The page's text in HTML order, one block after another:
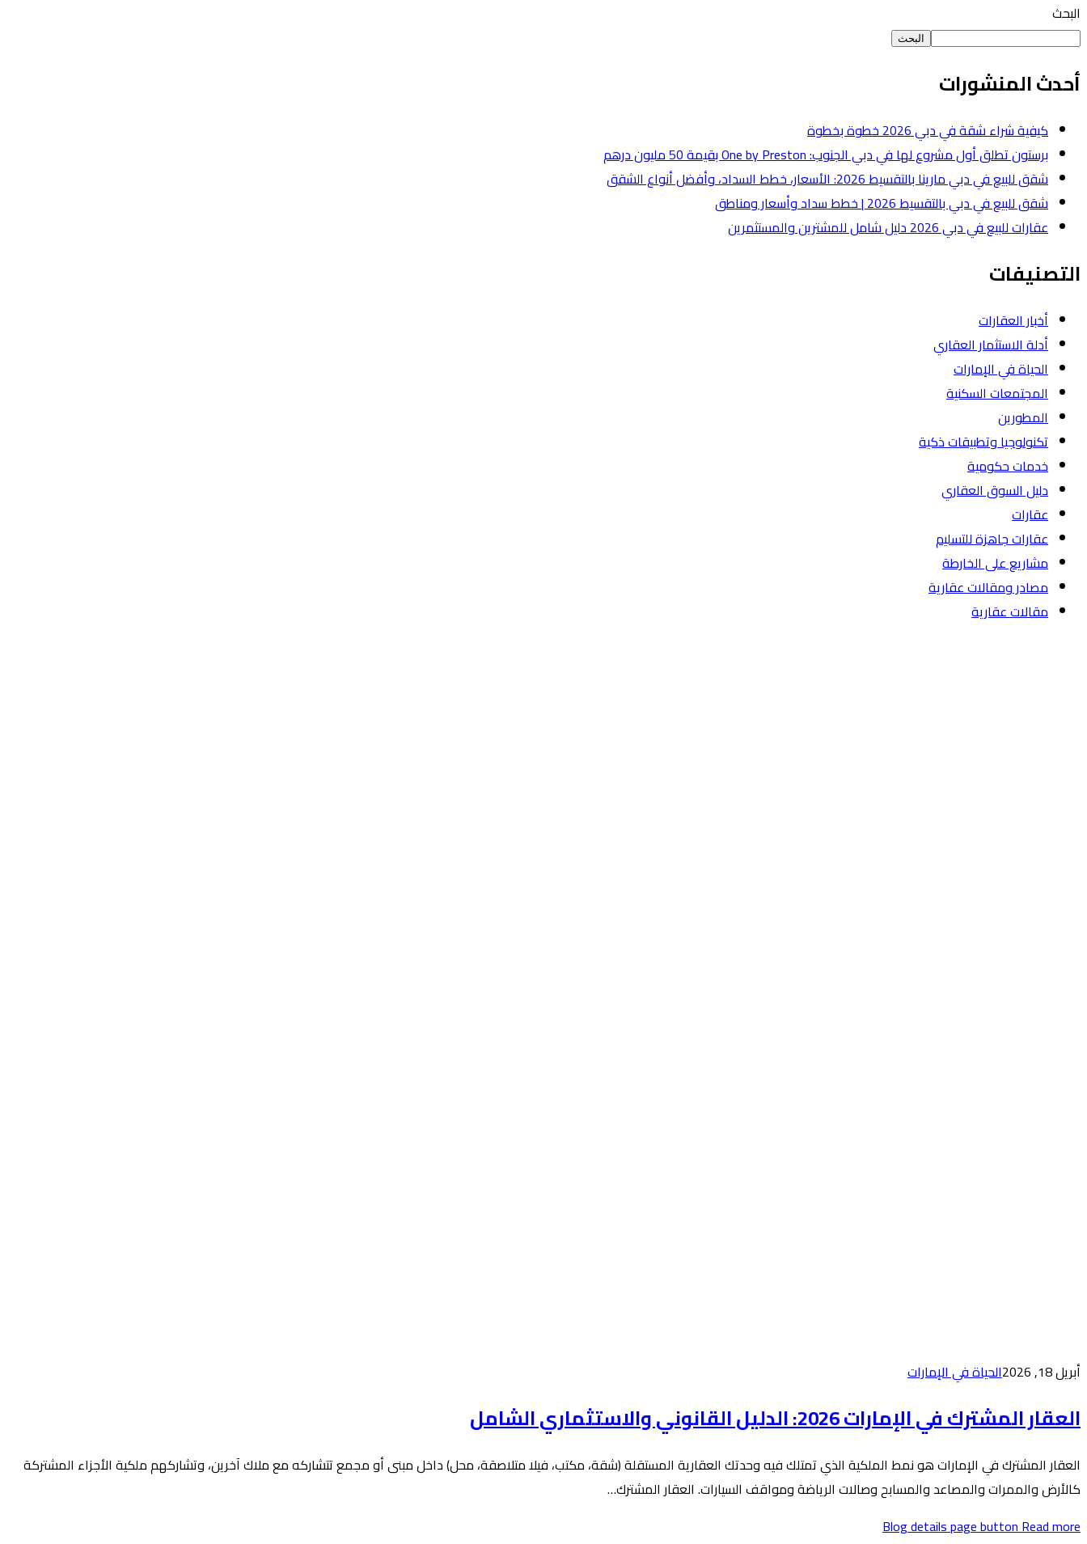
البحث
البحث
أحدث المنشورات
كيفية شراء شقة في دبي 2026 خطوة بخطوة
برستون تطلق أول مشروع لها في دبي الجنوب: One by Preston بقيمة 50 مليون درهم
شقق للبيع في دبي مارينا بالتقسيط 2026: الأسعار، خطط السداد، وأفضل أنواع الشقق
شقق للبيع في دبي بالتقسيط 2026 | خطط سداد وأسعار ومناطق
عقارات للبيع في دبي 2026 دليل شامل للمشترين والمستثمرين
التصنيفات
أخبار العقارات
أدلة الاستثمار العقاري
الحياة في الإمارات
المجتمعات السكنية
المطورين
تكنولوجيا وتطبيقات ذكية
خدمات حكومية
دليل السوق العقاري
عقارات
عقارات جاهزة للتسليم
مشاريع على الخارطة
مصادر ومقالات عقارية
مقالات عقارية
أبريل 18, 2026 الحياة في الإمارات
العقار المشترك في الإمارات 2026: الدليل القانوني والاستثماري الشامل
العقار المشترك في الإمارات هو نمط الملكية الذي تمتلك فيه وحدتك العقارية المستقلة (شقة، مكتب، فيلا متلاصقة، محل) داخل مبنى أو مجمع تتشاركه مع ملاك آخرين، وتشاركهم ملكية الأجزاء المشتركة
كالأرض والممرات والمصاعد والمسابح وصالات الرياضة ومواقف السيارات. العقار المشترك…
Blog details page buttonRead more